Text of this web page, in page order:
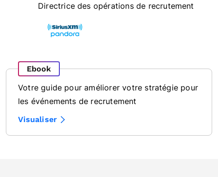
Directrice des opérations de recrutement
Ebook
Votre guide pour améliorer votre stratégie pour
les événements de recrutement
Visualiser